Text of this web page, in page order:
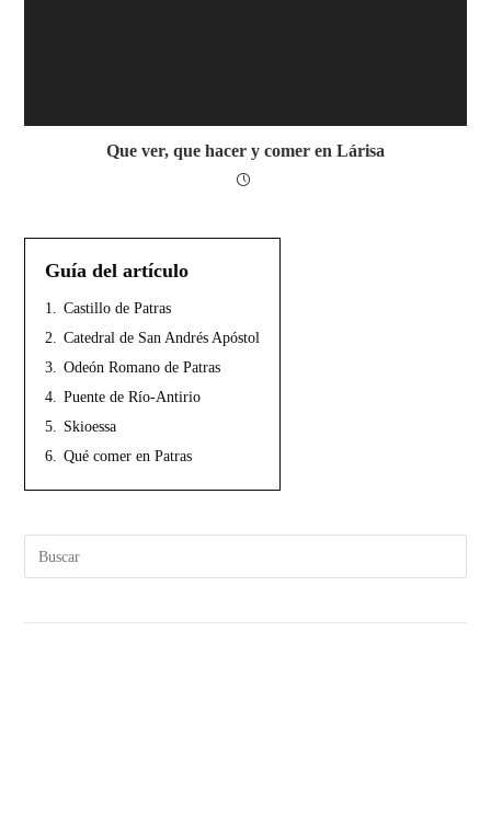
Que ver, que hacer y comer en Lárisa
Guía del artículo
1.
Castillo de Patras
2.
Catedral de San Andrés Apóstol
3.
Odeón Romano de Patras
4.
Puente de Río-Antirio
5.
Skioessa
6.
Qué comer en Patras